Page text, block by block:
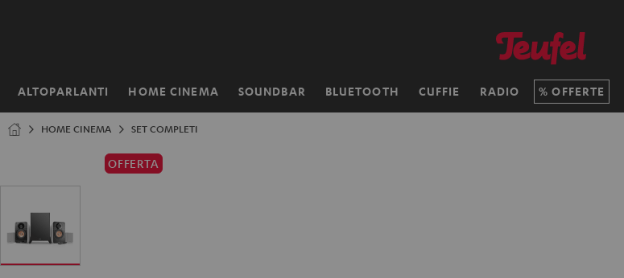
ALTOPARLANTI HOME CINEMA SOUNDBAR BLUETOOTH CUFFIE RADIO OFFERTE
Pagina
HOME CINEMA SET COMPLETI
OFFERTA